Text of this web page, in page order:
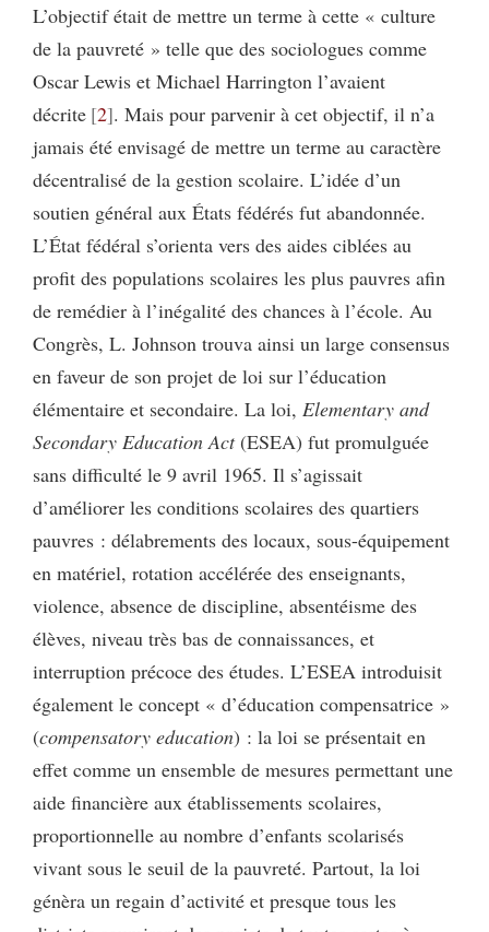
L’objectif était de mettre un terme à cette « culture
de la pauvreté » telle que des sociologues comme
Oscar Lewis et Michael Harrington l’avaient
décrite 2 . Mais pour parvenir à cet objectif, il n’a
jamais été envisagé de mettre un terme au caractère
décentralisé de la gestion scolaire. L’idée d’un
soutien général aux États fédérés fut abandonnée.
L’État fédéral s’orienta vers des aides ciblées au
profit des populations scolaires les plus pauvres afin
de remédier à l’inégalité des chances à l’école. Au
Congrès, L. Johnson trouva ainsi un large consensus
en faveur de son projet de loi sur l’éducation
élémentaire et secondaire. La loi, Elementary and
Secondary Education Act(ESEA) fut promulguée
sans difficulté le 9 avril 1965. Il s’agissait
d’améliorer les conditions scolaires des quartiers
pauvres : délabrements des locaux, sous-équipement
en matériel, rotation accélérée des enseignants,
violence, absence de discipline, absentéisme des
élèves, niveau très bas de connaissances, et
interruption précoce des études. L’ESEA introduisit
également le concept « d’éducation compensatrice »
(compensatory education) : la loi se présentait en
effet comme un ensemble de mesures permettant une
aide financière aux établissements scolaires,
proportionnelle au nombre d’enfants scolarisés
vivant sous le seuil de la pauvreté. Partout, la loi
génèra un regain d’activité et presque tous les